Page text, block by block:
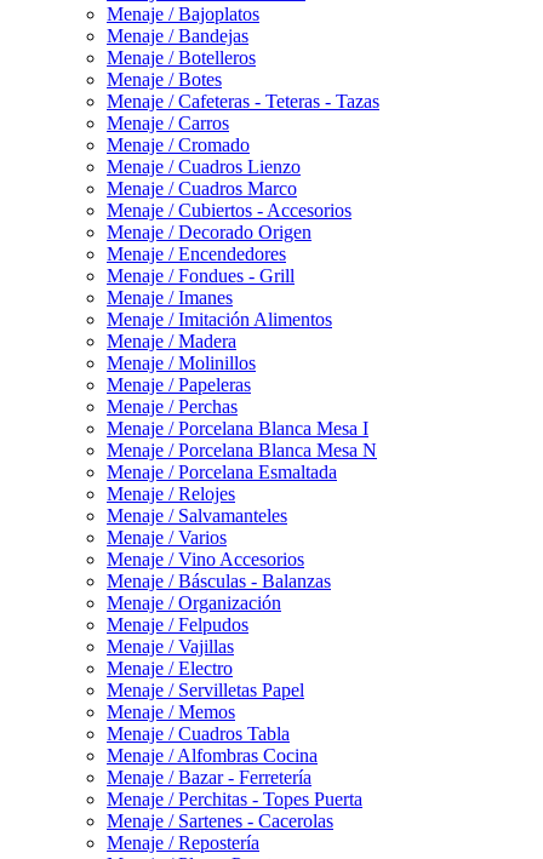
Menaje / Bajoplatos
Menaje / Bandejas
Menaje / Botelleros
Menaje / Botes
Menaje / Cafeteras - Teteras - Tazas
Menaje / Carros
Menaje / Cromado
Menaje / Cuadros Lienzo
Menaje / Cuadros Marco
Menaje / Cubiertos - Accesorios
Menaje / Decorado Origen
Menaje / Encendedores
Menaje / Fondues - Grill
Menaje / Imanes
Menaje / Imitación Alimentos
Menaje / Madera
Menaje / Molinillos
Menaje / Papeleras
Menaje / Perchas
Menaje / Porcelana Blanca Mesa I
Menaje / Porcelana Blanca Mesa N
Menaje / Porcelana Esmaltada
Menaje / Relojes
Menaje / Salvamanteles
Menaje / Varios
Menaje / Vino Accesorios
Menaje / Básculas - Balanzas
Menaje / Organización
Menaje / Felpudos
Menaje / Vajillas
Menaje / Electro
Menaje / Servilletas Papel
Menaje / Memos
Menaje / Cuadros Tabla
Menaje / Alfombras Cocina
Menaje / Bazar - Ferretería
Menaje / Perchitas - Topes Puerta
Menaje / Sartenes - Cacerolas
Menaje / Repostería